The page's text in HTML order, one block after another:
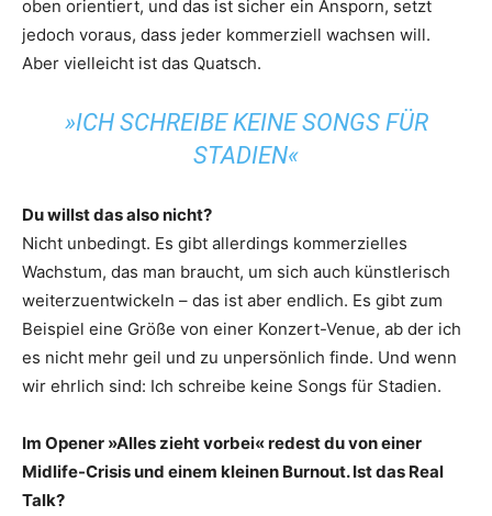
oben orientiert, und das ist sicher ein Ansporn, setzt
jedoch voraus, dass jeder kommerziell wachsen will.
Aber vielleicht ist das Quatsch.
»ICH SCHREIBE KEINE SONGS FÜR
STADIEN«
Du willst das also nicht?
Nicht unbedingt. Es gibt allerdings kommerzielles
Wachstum, das man braucht, um sich auch künstlerisch
weiterzuentwickeln – das ist aber endlich. Es gibt zum
Beispiel eine Größe von einer Konzert-Venue, ab der ich
es nicht mehr geil und zu unpersönlich finde. Und wenn
wir ehrlich sind: Ich schreibe keine Songs für Stadien.
Im Opener »Alles zieht vorbei« redest du von einer
Midlife-Crisis und einem kleinen Burnout. Ist das Real
Talk?